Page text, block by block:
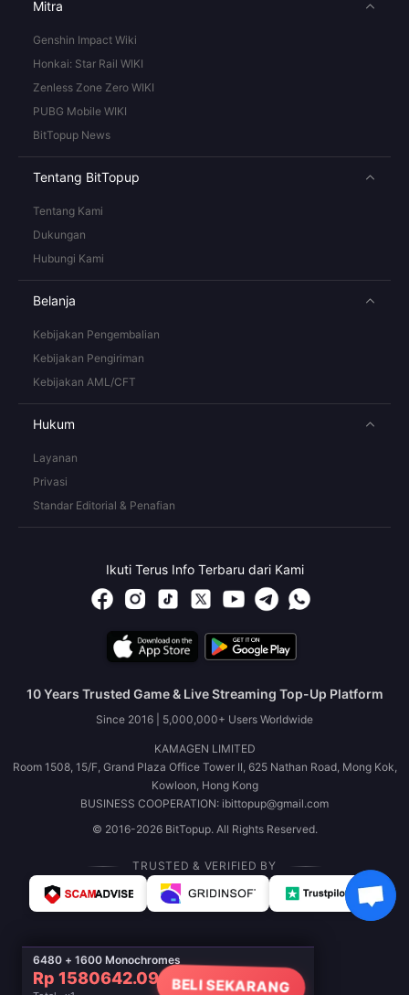
6480 + 1600 Monochromes
Rp 1580642.09 BELI SEKARANG
Mitra
Genshin Impact Wiki
Honkai: Star Rail WIKI
Zenless Zone Zero WIKI
PUBG Mobile WIKI
BitTopup News
Tentang BitTopup
Tentang Kami
Dukungan
Hubungi Kami
Belanja
Kebijakan Pengembalian
Kebijakan Pengiriman
Kebijakan AML/CFT
Hukum
Layanan
Privasi
Standar Editorial & Penafian
Ikuti Terus Info Terbaru dari Kami
10 Years Trusted Game & Live Streaming Top-Up Platform
Since 2016 | 5,000,000+ Users Worldwide
KAMAGEN LIMITED
Room 1508, 15/F, Grand Plaza Office Tower II, 625 Nathan Road, Mong Kok,
Kowloon, Hong Kong
BUSINESS COOPERATION: ibittopup@gmail.com
© 2016-2026 BitTopup. All Rights Reserved.
TRUSTED & VERIFIED BY